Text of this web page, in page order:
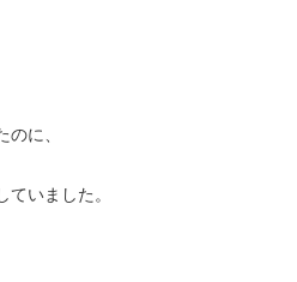
に、
いました。